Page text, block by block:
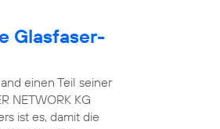
Glasfaser-
einen Teil seiner
NETWORK KG
ist es, damit die